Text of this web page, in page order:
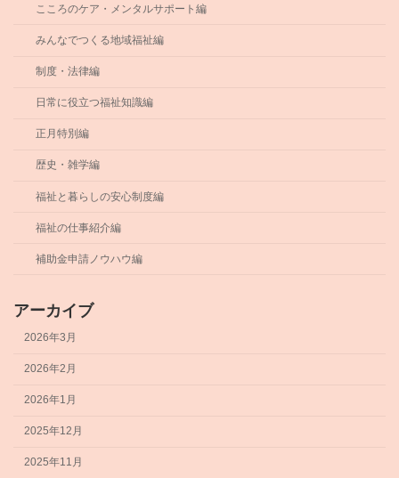
こころのケア・メンタルサポート編
みんなでつくる地域福祉編
制度・法律編
日常に役立つ福祉知識編
正月特別編
歴史・雑学編
福祉と暮らしの安心制度編
福祉の仕事紹介編
補助金申請ノウハウ編
アーカイブ
2026年3月
2026年2月
2026年1月
2025年12月
2025年11月